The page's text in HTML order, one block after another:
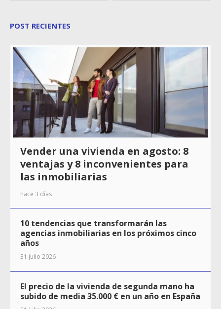
POST RECIENTES
Vender una vivienda en agosto: 8
ventajas y 8 inconvenientes para
las inmobiliarias
hace 3 días
10 tendencias que transformarán las
agencias inmobiliarias en los próximos cinco
años
31 julio 2026
El precio de la vivienda de segunda mano ha
subido de media 35.000 € en un año en España